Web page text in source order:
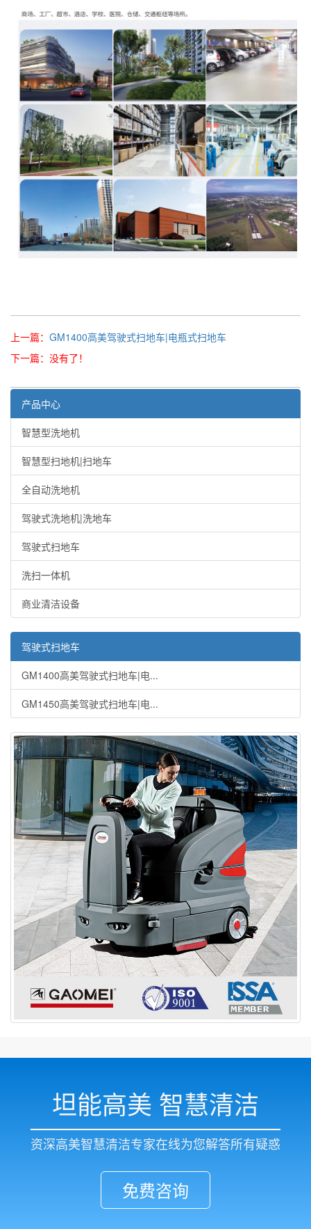
上一篇： GM1400高美驾驶式扫地车|电瓶式扫地车
下一篇：没有了！
产品中心
智慧型洗地机
智慧型扫地机|扫地车
全自动洗地机
驾驶式洗地机|洗地车
驾驶式扫地车
洗扫一体机
商业清洁设备
驾驶式扫地车
GM1400高美驾驶式扫地车|电...
GM1450高美驾驶式扫地车|电...
坦能高美 智慧清洁
资深高美智慧清洁专家在线为您解答所有疑惑
免费咨询